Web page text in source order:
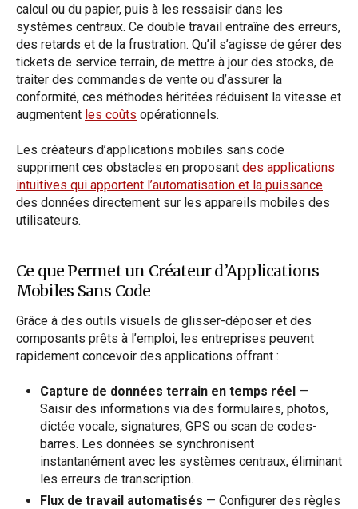
calcul ou du papier, puis à les ressaisir dans les
systèmes centraux. Ce double travail entraîne des erreurs,
des retards et de la frustration. Qu’il s’agisse de gérer des
tickets de service terrain, de mettre à jour des stocks, de
traiter des commandes de vente ou d’assurer la
conformité, ces méthodes héritées réduisent la vitesse et
augmentent les coûts opérationnels.
Les créateurs d’applications mobiles sans code
suppriment ces obstacles en proposant des applications
intuitives qui apportent l’automatisation et la puissance
des données directement sur les appareils mobiles des
utilisateurs.
Ce que Permet un Créateur d’Applications
Mobiles Sans Code
Grâce à des outils visuels de glisser-déposer et des
composants prêts à l’emploi, les entreprises peuvent
rapidement concevoir des applications offrant :
Capture de données terrain en temps réel —
Saisir des informations via des formulaires, photos,
dictée vocale, signatures, GPS ou scan de codes-
barres. Les données se synchronisent
instantanément avec les systèmes centraux, éliminant
les erreurs de transcription.
Flux de travail automatisés — Configurer des règles